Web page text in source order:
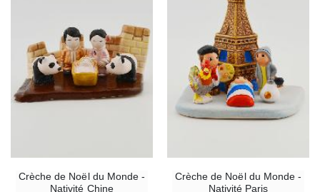
Crèche de Noël du Monde -
Nativité Chine
Crèche de Noël du Monde -
Nativité Paris